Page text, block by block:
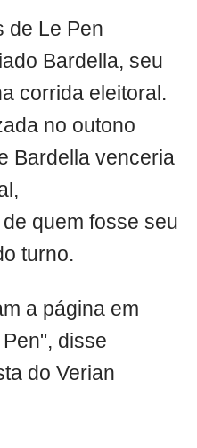
de Le Pen
Bardella, seu
corrida eleitoral.
no outono
Bardella venceria
quem fosse seu
turno.
a página em
disse
do Verian